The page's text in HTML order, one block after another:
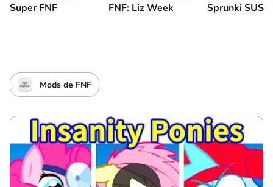
Super FNF FNF: Liz Week Sprunki SUS
Mods de FNF